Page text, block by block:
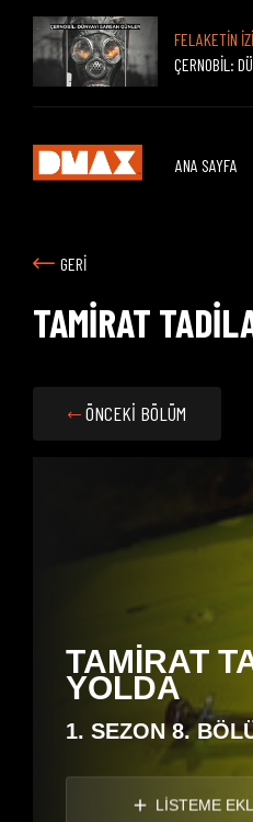
FELAKETİN
ÇERNOBİL:
ANA SAYFA
GERİ
TAMİRAT
ÖNCEKİ BÖLÜM
TAMİRAT
YOLDA
1. SEZON 8.
LİSTEME